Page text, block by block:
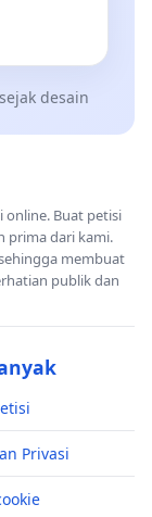
desain
online. Buat petisi
prima dari kami.
membuat
publik dan
Privasi